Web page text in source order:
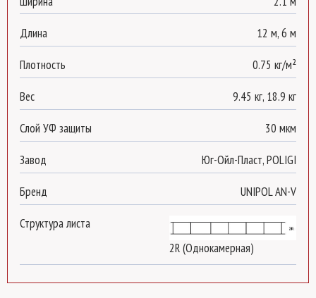
Длина 12 м, 6 м
Плотность 0.75 кг/м²
Вес 9.45 кг, 18.9 кг
Слой УФ защиты 30 мкм
Завод Юг-Ойл-Пласт, POLIGI
Бренд UNIPOL AN-V
Структура листа
2R (Однокамерная)